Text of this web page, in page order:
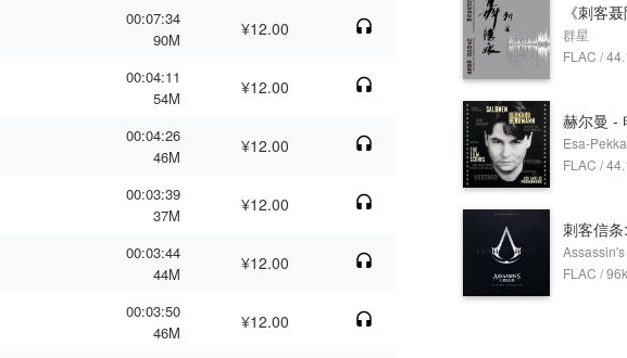
00:07:34
90M
¥12.00
00:04:11
54M
¥12.00
00:04:26
46M
¥12.00
00:03:39
37M
¥12.00
00:03:44
44M
¥12.00
00:03:50
46M
¥12.00
《刺客
群星
FLAC /
赫尔曼 -
Esa-
FLAC /
刺客信
FLAC /